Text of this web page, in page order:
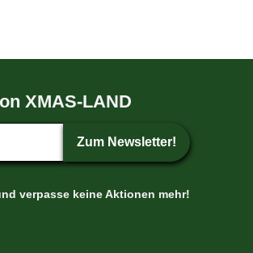
XMAS-LAND
Zum Newsletter!
verpasse keine Aktionen mehr!